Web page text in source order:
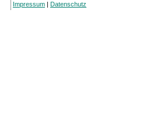
Impressum | Datenschutz